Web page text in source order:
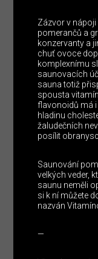
Zázvor v nápoji
pomerančů a
konzervanty a
chuť ovoce
komplexnímu
saunovacích
sauna totiž
spousta
flavonoidů má i
hladinu
žaludečních
posílit
Saunování
velkých veder,
saunu neměli
si k ní můžete
nazván
—